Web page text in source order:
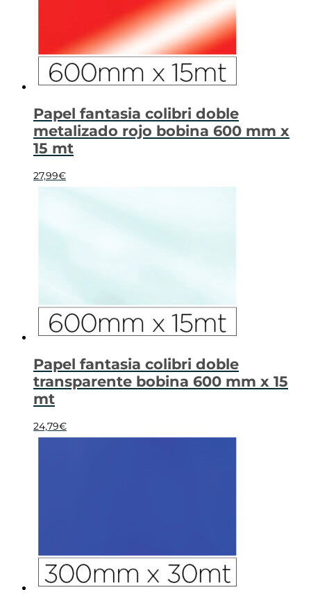
Papel fantasia colibri doble
metalizado rojo bobina 600 mm x
15 mt
27,99€
Papel fantasia colibri doble
transparente bobina 600 mm x 15
mt
24,79€